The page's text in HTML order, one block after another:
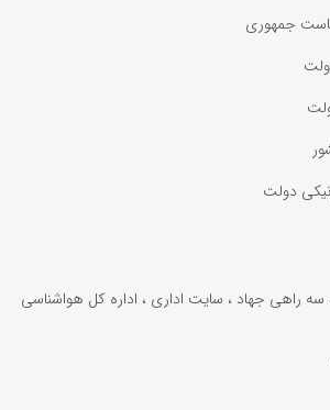
جمهوری
دولت
سه راهی جهاد ، سایت اداری ، اداره کل هواشناسی